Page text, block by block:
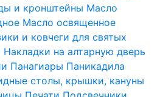
и кронштейны Масло
Масло освященное
и ковчеги для святых
Накладки на алтарную дверь
Панагиары Паникадила
столы, крышки, кануны